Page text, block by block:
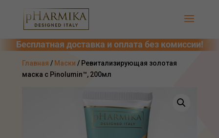
Главная / Маски / Ревитализирующая золотая
маска с Pinolumin™, 200мл